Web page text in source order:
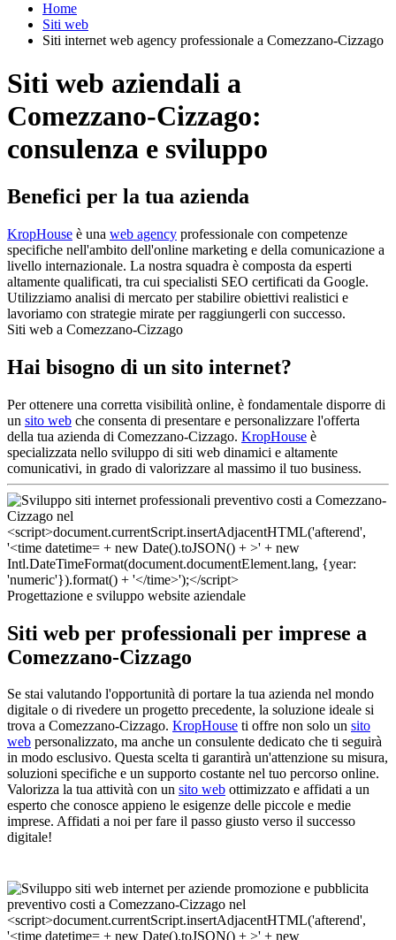
Home
Siti web
Siti internet web agency professionale a Comezzano-Cizzago
Siti web aziendali a
Comezzano-Cizzago:
consulenza e sviluppo
Benefici per la tua azienda
KropHouse è una web agency professionale con competenze
specifiche nell'ambito dell'online marketing e della comunicazione a
livello internazionale. La nostra squadra è composta da esperti
altamente qualificati, tra cui specialisti SEO certificati da Google.
Utilizziamo analisi di mercato per stabilire obiettivi realistici e
lavoriamo con strategie mirate per raggiungerli con successo.
Siti web a Comezzano-Cizzago
Hai bisogno di un sito internet?
Per ottenere una corretta visibilità online, è fondamentale disporre di
un sito web che consenta di presentare e personalizzare l'offerta
della tua azienda di Comezzano-Cizzago. KropHouse è
specializzata nello sviluppo di siti web dinamici e altamente
comunicativi, in grado di valorizzare al massimo il tuo business.
Progettazione e sviluppo website aziendale
Siti web per professionali per imprese a
Comezzano-Cizzago
Se stai valutando l'opportunità di portare la tua azienda nel mondo
digitale o di rivedere un progetto precedente, la soluzione ideale si
trova a Comezzano-Cizzago. KropHouse ti offre non solo un sito
web personalizzato, ma anche un consulente dedicato che ti seguirà
in modo esclusivo. Questa scelta ti garantirà un'attenzione su misura,
soluzioni specifiche e un supporto costante nel tuo percorso online.
Valorizza la tua attività con un sito web ottimizzato e affidati a un
esperto che conosce appieno le esigenze delle piccole e medie
imprese. Affidati a noi per fare il passo giusto verso il successo
digitale!